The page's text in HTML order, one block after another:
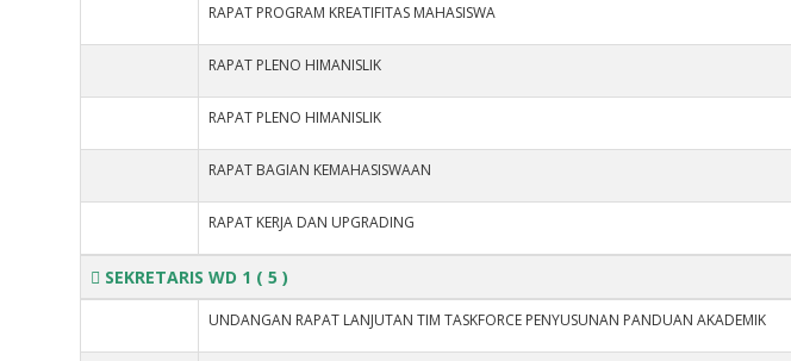
RAPAT PROGRAM KREATIFITAS MAHASISWA
RAPAT PLENO HIMANISLIK
RAPAT PLENO HIMANISLIK
RAPAT BAGIAN KEMAHASISWAAN
RAPAT KERJA DAN UPGRADING
SEKRETARIS WD 1 ( 5 )
UNDANGAN RAPAT LANJUTAN TIM TASKFORCE PENYUSUNAN PANDUAN AKADEMIK